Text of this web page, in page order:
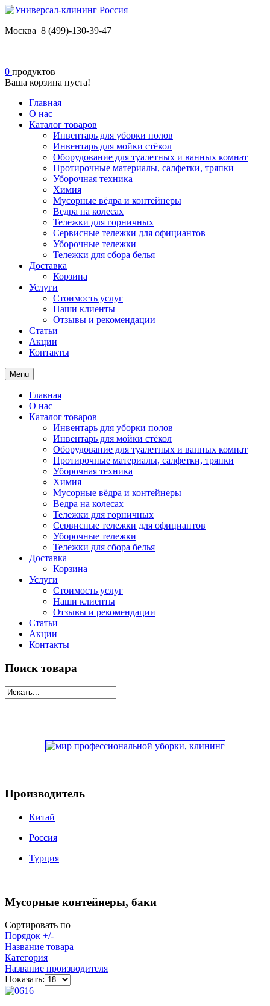
Москва 8 (499)-130-39-47
0 продуктов
Ваша корзина пуста!
Главная
О нас
Каталог товаров
Инвентарь для уборки полов
Инвентарь для мойки стёкол
Оборудование для туалетных и ванных комнат
Протирочные материалы, салфетки, тряпки
Уборочная техника
Химия
Мусорные вёдра и контейнеры
Ведра на колесах
Тележки для горничных
Сервисные тележки для официантов
Уборочные тележки
Тележки для сбора белья
Доставка
Корзина
Услуги
Стоимость услуг
Наши клиенты
Отзывы и рекомендации
Статьи
Акции
Контакты
Menu
Главная
О нас
Каталог товаров
Инвентарь для уборки полов
Инвентарь для мойки стёкол
Оборудование для туалетных и ванных комнат
Протирочные материалы, салфетки, тряпки
Уборочная техника
Химия
Мусорные вёдра и контейнеры
Ведра на колесах
Тележки для горничных
Сервисные тележки для официантов
Уборочные тележки
Тележки для сбора белья
Доставка
Корзина
Услуги
Стоимость услуг
Наши клиенты
Отзывы и рекомендации
Статьи
Акции
Контакты
Поиск товара
Производитель
Китай
Россия
Турция
Мусорные контейнеры, баки
Сортировать по
Порядок +/-
Название товара
Категория
Название производителя
Показать: